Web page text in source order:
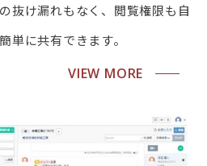
抜け漏れもなく、閲覧権限も自
単に共有できます。
VIEW MORE